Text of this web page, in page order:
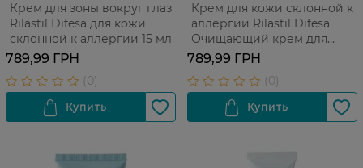
Крем для зоны вокруг глаз
Rilastil Difesa для кожи
склонной к аллергии 15 мл
789,99 ГРН
Крем для кожи склонной к
аллергии Rilastil Difesa
Очищающий крем для
кожи склонной к аллергии
200 мл
789,99 ГРН